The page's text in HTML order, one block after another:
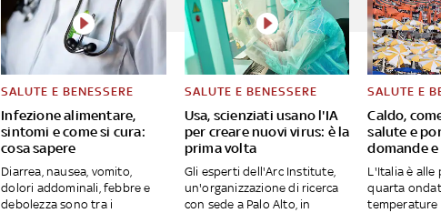
Infezione alimentare,
sintomi e come si cura:
cosa sapere
SALUTE E BENESSERE
Diarrea, nausea, vomito,
dolori addominali, febbre e
debolezza sono tra i
Usa, scienziati usano l'IA
per creare nuovi virus: è la
prima volta
SALUTE E BENESSERE
Gli esperti dell'Arc Institute,
un'organizzazione di ricerca
con sede a Palo Alto, in
Caldo,
salute e
domande
SALUTE E
L'Italia è alle
quarta
temperature